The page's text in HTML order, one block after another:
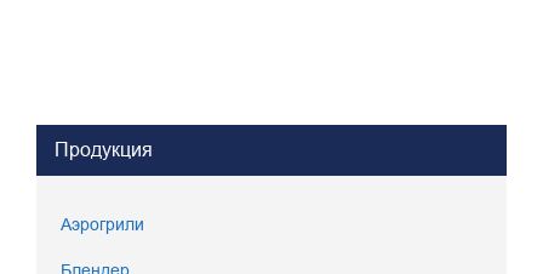
Продукция
Аэрогрили